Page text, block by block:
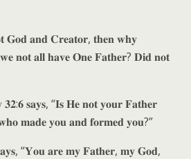
𝐆𝐨𝐝 𝐚𝐧𝐝 𝐂𝐫𝐞𝐚𝐭𝐨𝐫, 𝐭𝐡𝐞𝐧 𝐰𝐡𝐲
𝐧𝐨𝐭 𝐚𝐥𝐥 𝐡𝐚𝐯𝐞 𝐎𝐧𝐞 𝐅𝐚𝐭𝐡𝐞𝐫? 𝐃𝐢𝐝 𝐧𝐨𝐭
𝐬𝐚𝐲𝐬, “𝐈𝐬 𝐇𝐞 𝐧𝐨𝐭 𝐲𝐨𝐮𝐫 𝐅𝐚𝐭𝐡𝐞𝐫
𝐦𝐚𝐝𝐞 𝐲𝐨𝐮 𝐚𝐧𝐝 𝐟𝐨𝐫𝐦𝐞𝐝 𝐲𝐨𝐮?”
“𝐘𝐨𝐮 𝐚𝐫𝐞 𝐦𝐲 𝐅𝐚𝐭𝐡𝐞𝐫, 𝐦𝐲 𝐆𝐨𝐝,